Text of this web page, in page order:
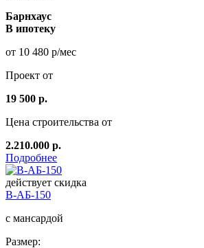
Барнхаус
В ипотеку
от 10 480 р/мес
Проект от
19 500 р.
Цена строительства от
2.210.000 р.
Подробнее
действует скидка
В-АБ-150
с мансардой
Размер: